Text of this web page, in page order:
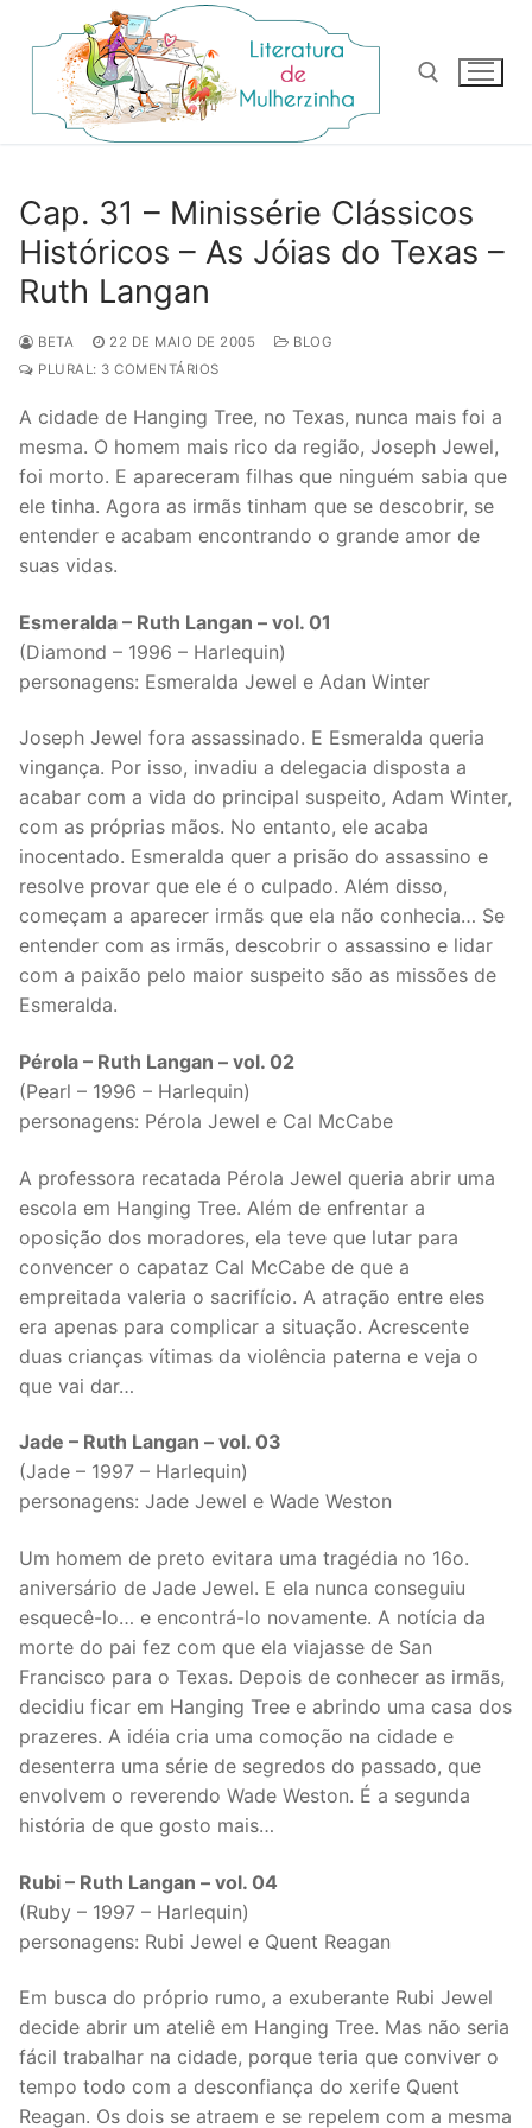
para
conteúdo
Cap. 31 – Minissérie Clássicos
Históricos – As Jóias do Texas –
Ruth Langan
BETA 22 DE MAIO DE 2005
BLOG
PLURAL: 3 COMENTÁRIOS
A cidade de Hanging Tree, no Texas, nunca mais foi a
mesma. O homem mais rico da região, Joseph Jewel,
foi morto. E apareceram filhas que ninguém sabia que
ele tinha. Agora as irmãs tinham que se descobrir, se
entender e acabam encontrando o grande amor de
suas vidas.
Esmeralda – Ruth Langan – vol. 01
(Diamond – 1996 – Harlequin)
personagens: Esmeralda Jewel e Adan Winter
Joseph Jewel fora assassinado. E Esmeralda queria
vingança. Por isso, invadiu a delegacia disposta a
acabar com a vida do principal suspeito, Adam Winter,
com as próprias mãos. No entanto, ele acaba
inocentado. Esmeralda quer a prisão do assassino e
resolve provar que ele é o culpado. Além disso,
começam a aparecer irmãs que ela não conhecia… Se
entender com as irmãs, descobrir o assassino e lidar
com a paixão pelo maior suspeito são as missões de
Esmeralda.
Pérola – Ruth Langan – vol. 02
(Pearl – 1996 – Harlequin)
personagens: Pérola Jewel e Cal McCabe
A professora recatada Pérola Jewel queria abrir uma
escola em Hanging Tree. Além de enfrentar a
oposição dos moradores, ela teve que lutar para
convencer o capataz Cal McCabe de que a
empreitada valeria o sacrifício. A atração entre eles
era apenas para complicar a situação. Acrescente
duas crianças vítimas da violência paterna e veja o
que vai dar…
Jade – Ruth Langan – vol. 03
(Jade – 1997 – Harlequin)
personagens: Jade Jewel e Wade Weston
Um homem de preto evitara uma tragédia no 16o.
aniversário de Jade Jewel. E ela nunca conseguiu
esquecê-lo… e encontrá-lo novamente. A notícia da
morte do pai fez com que ela viajasse de San
Francisco para o Texas. Depois de conhecer as irmãs,
decidiu ficar em Hanging Tree e abrindo uma casa dos
prazeres. A idéia cria uma comoção na cidade e
desenterra uma série de segredos do passado, que
envolvem o reverendo Wade Weston. É a segunda
história de que gosto mais…
Rubi – Ruth Langan – vol. 04
(Ruby – 1997 – Harlequin)
personagens: Rubi Jewel e Quent Reagan
Em busca do próprio rumo, a exuberante Rubi Jewel
decide abrir um ateliê em Hanging Tree. Mas não seria
fácil trabalhar na cidade, porque teria que conviver o
tempo todo com a desconfiança do xerife Quent
Reagan. Os dois se atraem e se repelem com a mesma